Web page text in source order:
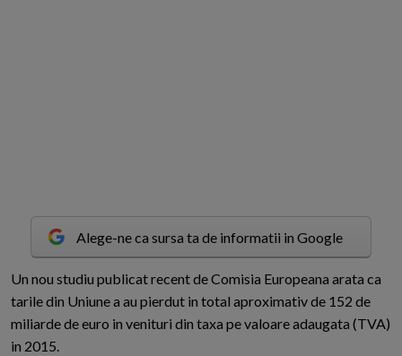
Alege-ne ca sursa ta de informatii in Google
Un nou studiu publicat recent de Comisia Europeana arata ca
tarile din Uniune a au pierdut in total aproximativ de 152 de
miliarde de euro in venituri din taxa pe valoare adaugata (TVA)
in 2015.